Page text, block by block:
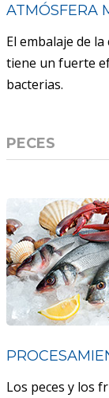
ATMÓSFERA
El embalaje de
tiene un fuerte
bacterias.
PECES
Los peces y los